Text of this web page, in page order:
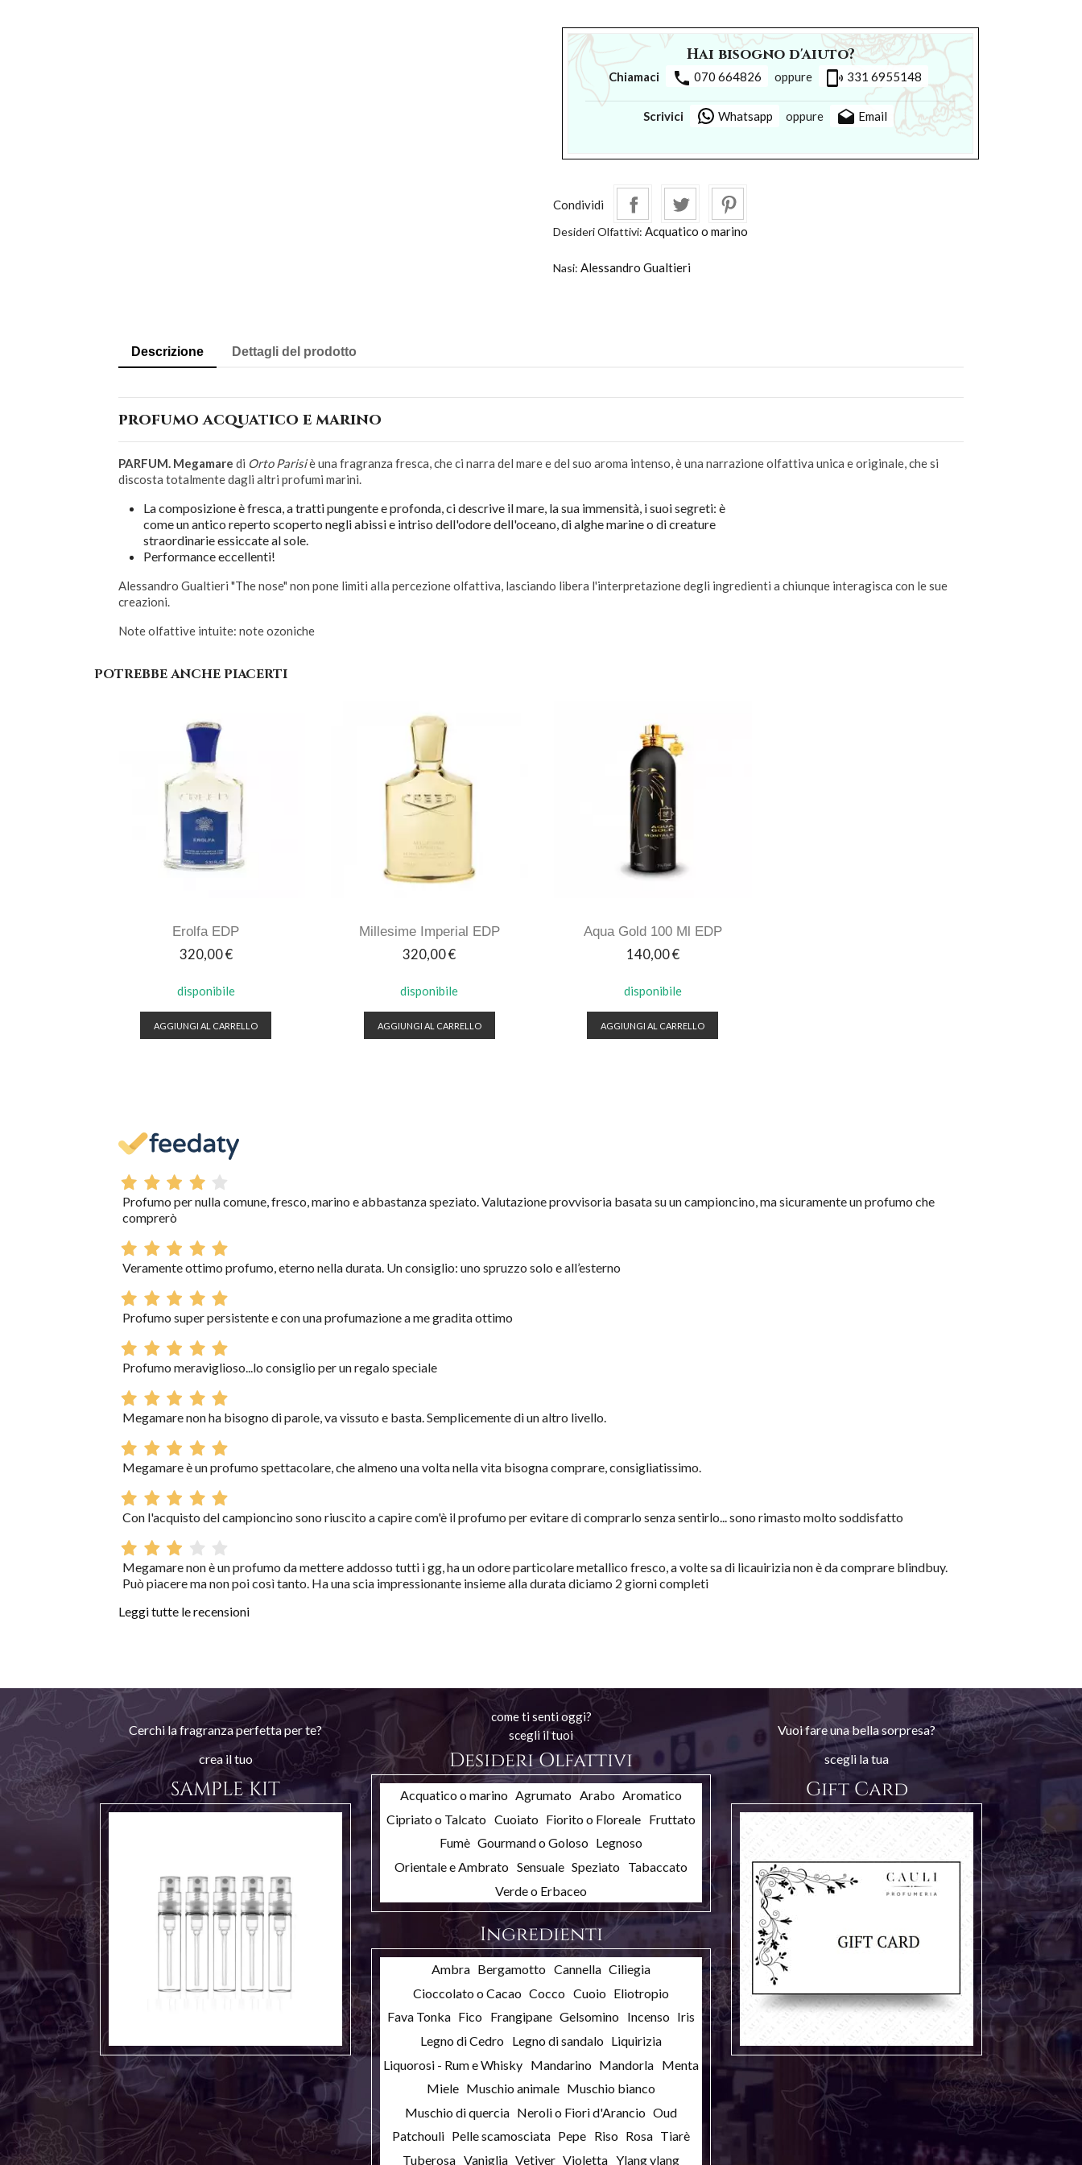
Hai bisogno d'aiuto?
Chiamaci phone 070 664826 oppure phonelink_ring 331 6955148
Scrivici Whatsapp oppure drafts Email
Condividi
Desideri Olfattivi: Acquatico o marino
Nasi: Alessandro Gualtieri
Descrizione Dettagli del prodotto
profumo acquatico e marino
PARFUM. Megamare di Orto Parisiè una fragranza fresca, che ci narra del mare e del suo aroma intenso, è una narrazione olfattiva unica e originale, che si
discosta totalmente dagli altri profumi marini.
La composizione è fresca, a tratti pungente e profonda, ci descrive il mare, la sua immensità, i suoi segreti: è
come un antico reperto scoperto negli abissi e intriso dell'odore dell'oceano, di alghe marine o di creature
straordinarie essiccate al sole.
Performance eccellenti!
Alessandro Gualtieri "The nose" non pone limiti alla percezione olfattiva, lasciando libera l'interpretazione degli ingredienti a chiunque interagisca con le sue
creazioni.
Note olfattive intuite: note ozoniche
POTREBBE ANCHE PIACERTI
Erolfa EDP
Prezzo
320,00 €
disponibile
AGGIUNGI AL CARRELLO
Millesime Imperial EDP
Prezzo
320,00 €
disponibile
AGGIUNGI AL CARRELLO
Aqua Gold 100 Ml EDP
Prezzo
140,00 €
disponibile
AGGIUNGI AL CARRELLO
Profumo per nulla comune, fresco, marino e abbastanza speziato. Valutazione provvisoria basata su un campioncino, ma sicuramente un profumo che
comprerò
Veramente ottimo profumo, eterno nella durata. Un consiglio: uno spruzzo solo e all’esterno
Profumo super persistente e con una profumazione a me gradita ottimo
Profumo meraviglioso...lo consiglio per un regalo speciale
Megamare non ha bisogno di parole, va vissuto e basta. Semplicemente di un altro livello.
Megamare è un profumo spettacolare, che almeno una volta nella vita bisogna comprare, consigliatissimo.
Con l'acquisto del campioncino sono riuscito a capire com'è il profumo per evitare di comprarlo senza sentirlo... sono rimasto molto soddisfatto
Megamare non è un profumo da mettere addosso tutti i gg, ha un odore particolare metallico fresco, a volte sa di licauirizia non è da comprare blindbuy.
Può piacere ma non poi così tanto. Ha una scia impressionante insieme alla durata diciamo 2 giorni completi
Leggi tutte le recensioni
Cerchi la fragranza perfetta per te?
crea il tuo
SAMPLE KIT
come ti senti oggi?
scegli il tuoi
Desideri Olfattivi
Acquatico o marino Agrumato Arabo Aromatico
Cipriato o Talcato Cuoiato Fiorito o Floreale Fruttato
Fumè Gourmand o Goloso Legnoso
Orientale e Ambrato Sensuale Speziato Tabaccato
Verde o Erbaceo
Ingredienti
Ambra Bergamotto Cannella Ciliegia
Cioccolato o Cacao Cocco Cuoio Eliotropio
Fava Tonka Fico Frangipane Gelsomino Incenso Iris
Legno di Cedro Legno di sandalo Liquirizia
Liquorosi - Rum e Whisky Mandarino Mandorla Menta
Miele Muschio animale Muschio bianco
Muschio di quercia Neroli o Fiori d'Arancio Oud
Patchouli Pelle scamosciata Pepe Riso Rosa Tiarè
Tuberosa Vaniglia Vetiver Violetta Ylang ylang
Vuoi fare una bella sorpresa?
scegli la tua
Gift Card